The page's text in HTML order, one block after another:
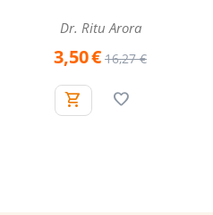
Dr. Ritu Arora
3,50€ 16,27 €